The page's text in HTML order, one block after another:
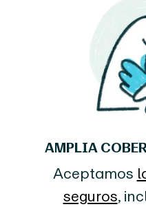
AMPLIA
Aceptamos
seguros,